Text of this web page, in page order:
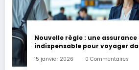
Nouvelle règle : une
indispensable pour voyager
15 janvier 2026 0 Commentaires